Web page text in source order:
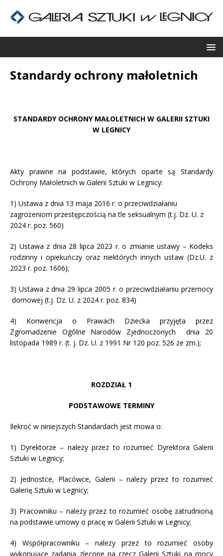
Standardy ochrony małoletnich
STANDARDY OCHRONY MAŁOLETNICH W GALERII SZTUKI
W LEGNICY
Akty prawne na podstawie, których oparte są Standardy
Ochrony Małoletnich w Galerii Sztuki w Legnicy:
1) Ustawa z dnia 13 maja 2016 r. o przeciwdziałaniu
zagrożeniom przestępczością na tle seksualnym (t.j. Dz. U. z
2024 r. poz. 560)
2) Ustawa z dnia 28 lipca 2023 r. o zmianie ustawy – Kodeks
rodzinny i opiekuńczy oraz niektórych innych ustaw (Dz.U. z
2023 r. poz. 1606);
3) Ustawa z dnia 29 lipca 2005 r. o przeciwdziałaniu przemocy
domowej (t.j. Dz. U. z 2024 r. poz. 834)
4) Konwencja o Prawach Dziecka przyjęta przez
Zgromadzenie Ogólne Narodów Zjednoczonych dnia 20
listopada 1989 r. (t. j. Dz. U. z 1991 Nr 120 poz. 526 ze zm.);
ROZDZIAŁ 1
PODSTAWOWE TERMINY
Ilekroć w niniejszych Standardach jest mowa o:
1) Dyrektorze – należy przez to rozumieć Dyrektora Galerii
Sztuki w Legnicy;
2) Jednostce, Placówce, Galerii – należy przez to rozumieć
Galerię Sztuki w Legnicy;
3) Pracowniku – należy przez to rozumieć osobę zatrudnioną
na podstawie umowy o pracę w Galerii Sztuki w Legnicy;
4) Współpracowniku – należy przez to rozumieć osoby
wykonujące zadania zlecone na rzecz Galerii Sztuki na mocy